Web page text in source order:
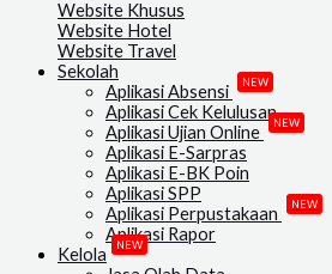
Website Khusus
Website Hotel
Website Travel
Sekolah
Aplikasi Absensi
NEW
Aplikasi Cek Kelulusan
Aplikasi Ujian Online
NEW
Aplikasi E-Sarpras
Aplikasi E-BK Poin
Aplikasi SPP
Aplikasi Perpustakaan
NEW
Aplikasi Rapor
Kelola
NEW